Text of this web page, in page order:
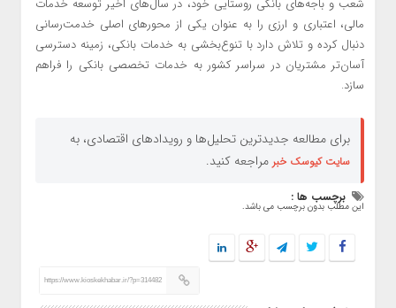
شعب و باجه‌های بانکی روستایی خود، در سال‌های اخیر توسعه خدمات
مالی، اعتباری و ارزی را به عنوان یکی از محورهای اصلی خدمت‌رسانی
دنبال کرده و تلاش دارد با تنوع‌بخشی به خدمات بانکی، زمینه دسترسی
آسان‌تر مشتریان در سراسر کشور به خدمات تخصصی بانکی را فراهم
سازد.
برای مطالعه جدیدترین تحلیل‌ها و رویدادهای اقتصادی، به
سایت کیوسک خبر مراجعه کنید.
برچسب ها :
این مطلب بدون برچسب می باشد.
https://www.kioskekhabar.ir/?p=314482